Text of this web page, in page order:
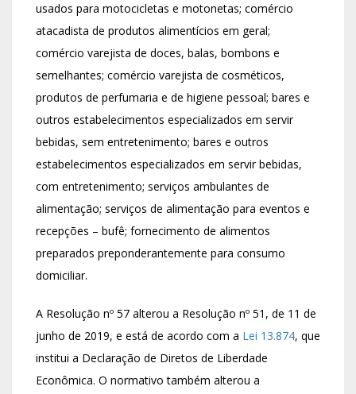
usados para motocicletas e motonetas; comércio
atacadista de produtos alimentícios em geral;
comércio varejista de doces, balas, bombons e
semelhantes; comércio varejista de cosméticos,
produtos de perfumaria e de higiene pessoal; bares e
outros estabelecimentos especializados em servir
bebidas, sem entretenimento; bares e outros
estabelecimentos especializados em servir bebidas,
com entretenimento; serviços ambulantes de
alimentação; serviços de alimentação para eventos e
recepções – bufê; fornecimento de alimentos
preparados preponderantemente para consumo
domiciliar.
A Resolução nº 57 alterou a Resolução nº 51, de 11 de
junho de 2019, e está de acordo com a Lei 13.874, que
institui a Declaração de Diretos de Liberdade
Econômica. O normativo também alterou a